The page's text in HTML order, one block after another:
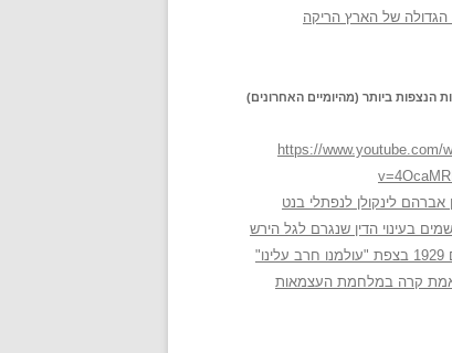
של הארץ הריקה
הנצפות ביותר (מהיומיים האחרונים)
https://www.youtube.com/
אברהם לינקולן לנפתלי בנט
בעינוי הדין שנגרם לגל הירש
קרה במלחמת העצמאות